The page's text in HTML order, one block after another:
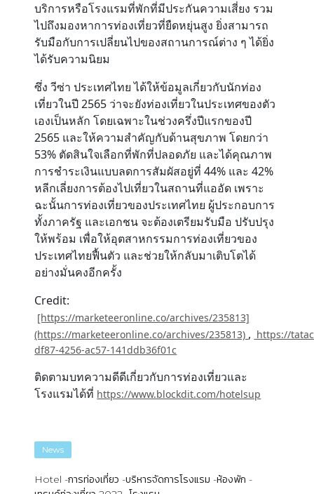
บริการหรือโรงแรมที่พักที่มีประกันความเสี่ยง รวม
ไปถึงมองหาการท่องเที่ยวที่ยืดหยุ่นสูง ยิ่งสามารถ
รับมือกับการเปลี่ยนไปของสถานการณ์ต่าง ๆ ได้ยิ่ง
ได้รับความนิยม
ซึ่ง วีซ่า ประเทศไทย ได้ให้ข้อมูลเกี่ยวกับนักท่อง
เที่ยวในปี 2565 ว่าจะยังท่องเที่ยวในประเทศของตัว
เองเป็นหลัก โดยเฉพาะในช่วงครึ่งปีแรกของปี
2565 และให้ความสำคัญกับด้านสุขภาพ โดยกว่า
53% ตัดสินใจเลือกที่พักที่ปลอดภัย และได้คุณภาพ
การชำระเงินแบบลดการสัมผัสอยู่ที่ 44% และ 42%
หลีกเลี่ยงการต้องไปเที่ยวในสถานที่แออัด เพราะ
ฉะนั้นการท่องเที่ยวของประเทศไทย ผู้ประกอบการ
ทั้งภาครัฐ และเอกชน จะต้องเตรียมรับมือ ปรับปรุง
ให้พร้อม เพื่อให้อุตสาหกรรมการท่องเที่ยวของ
ประเทศไทยฟื้นตัว และช่วยให้กลับมาเติบโตได้
อย่างมั่นคงอีกครั้ง
Credit:
[https://marketeeronline.co/archives/235813]
(https://marketeeronline.co/archives/235813) , https://
df87-4256-ac57-141ddb36f01c
ติดตามบทความดีดีเกี่ยวกับการท่องเที่ยวและ
โรงแรมได้ที่ https://www.blockdit.com/hotelsup
News
Hotel การท่องเที่ยว บริหารจัดการโรงแรม ห้องพัก